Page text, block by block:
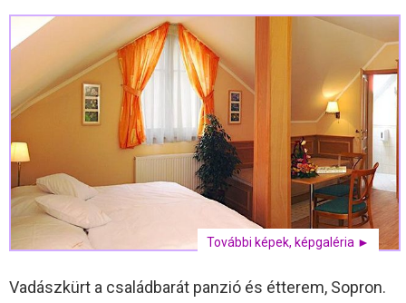
További képek, képgaléria ►
Vadászkürt a családbarát panzió és étterem, Sopron.